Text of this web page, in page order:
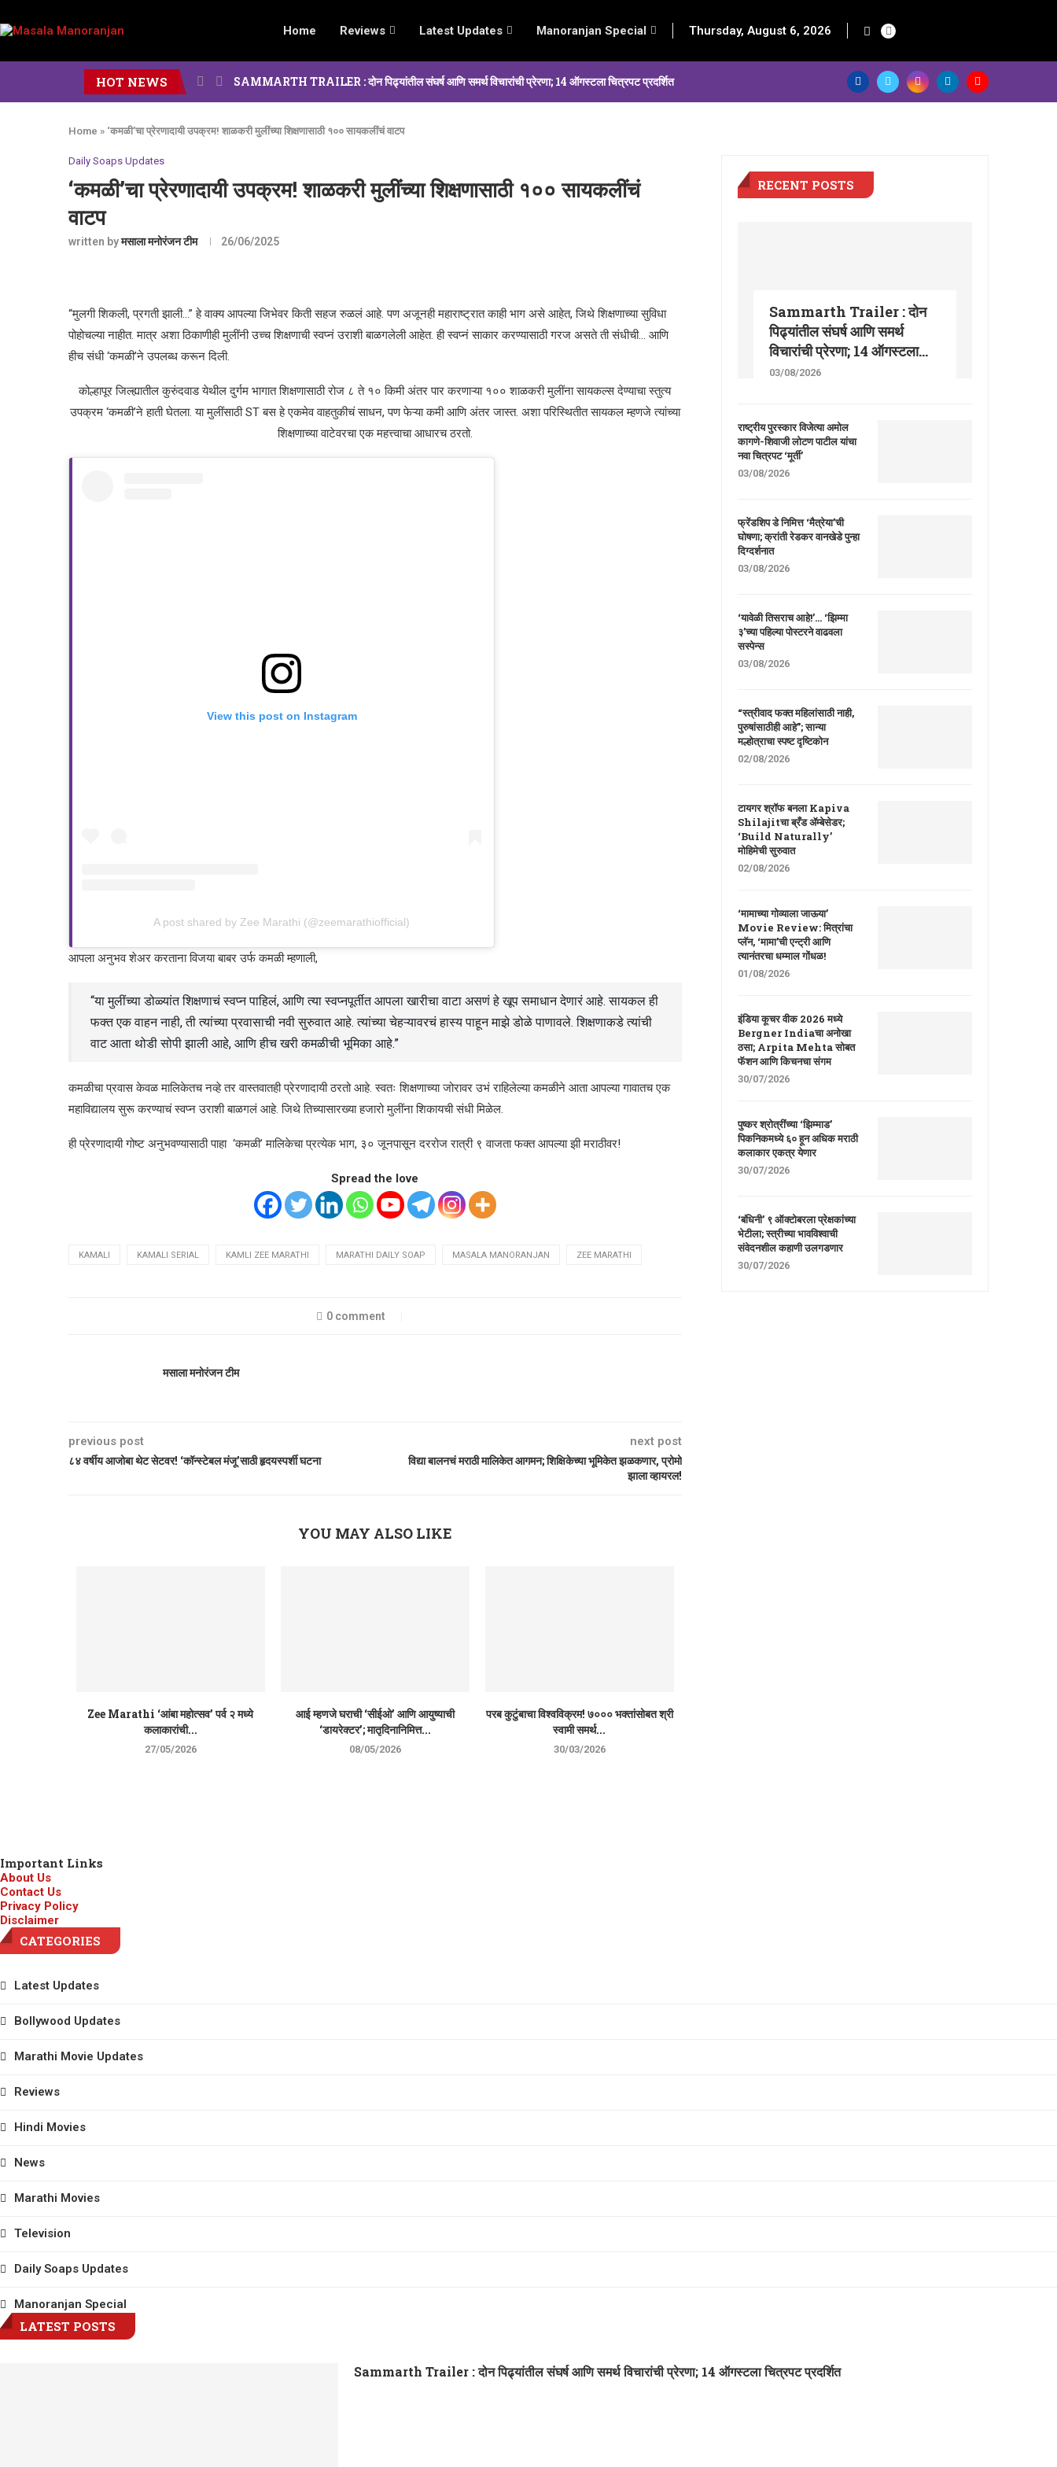
Home Reviews Latest Updates Manoranjan Special Thursday, August 6, 2026
HOT NEWS SAMMARTH TRAILER : दोन पिढ्यांतील संघर्ष आणि समर्थ विचारांची प्रेरणा; 14 ऑगस्टला चित्रपट प्रदर्शित
Home » ‘कमळी’चा प्रेरणादायी उपक्रम! शाळकरी मुलींच्या शिक्षणासाठी १०० सायकलींचं वाटप
Daily Soaps Updates
‘कमळी’चा प्रेरणादायी उपक्रम! शाळकरी मुलींच्या शिक्षणासाठी १०० सायकलींचं
वाटप
written byमसाला मनोरंजन टीम 26/06/2025
“मुलगी शिकली, प्रगती झाली…” हे वाक्य आपल्या जिभेवर किती सहज रुळलं आहे. पण अजूनही महाराष्ट्रात काही भाग असे आहेत, जिथे शिक्षणाच्या सुविधा
पोहोचल्या नाहीत. मात्र अशा ठिकाणीही मुलींनी उच्च शिक्षणाची स्वप्नं उराशी बाळगलेली आहेत. ही स्वप्नं साकार करण्यासाठी गरज असते ती संधीची… आणि
हीच संधी ‘कमळी’ने उपलब्ध करून दिली.
कोल्हापूर जिल्ह्यातील कुरुंदवाड येथील दुर्गम भागात शिक्षणासाठी रोज ८ ते १० किमी अंतर पार करणाऱ्या १०० शाळकरी मुलींना सायकल्स देण्याचा स्तुत्य
उपक्रम ‘कमळी’ने हाती घेतला. या मुलींसाठी ST बस हे एकमेव वाहतुकीचं साधन, पण फेऱ्या कमी आणि अंतर जास्त. अशा परिस्थितीत सायकल म्हणजे त्यांच्या
शिक्षणाच्या वाटेवरचा एक महत्त्वाचा आधारच ठरतो.
View this post on Instagram
A post shared by Zee Marathi (@zeemarathiofficial)
आपला अनुभव शेअर करताना विजया बाबर उर्फ कमळी म्हणाली,
“या मुलींच्या डोळ्यांत शिक्षणाचं स्वप्न पाहिलं, आणि त्या स्वप्नपूर्तीत आपला खारीचा वाटा असणं हे खूप समाधान देणारं आहे. सायकल ही
फक्त एक वाहन नाही, ती त्यांच्या प्रवासाची नवी सुरुवात आहे. त्यांच्या चेहऱ्यावरचं हास्य पाहून माझे डोळे पाणावले. शिक्षणाकडे त्यांची
वाट आता थोडी सोपी झाली आहे, आणि हीच खरी कमळीची भूमिका आहे.”
कमळीचा प्रवास केवळ मालिकेतच नव्हे तर वास्तवातही प्रेरणादायी ठरतो आहे. स्वतः शिक्षणाच्या जोरावर उभं राहिलेल्या कमळीने आता आपल्या गावातच एक
महाविद्यालय सुरू करण्याचं स्वप्न उराशी बाळगलं आहे. जिथे तिच्यासारख्या हजारो मुलींना शिकायची संधी मिळेल.
ही प्रेरणादायी गोष्ट अनुभवण्यासाठी पाहा ‘कमळी’ मालिकेचा प्रत्येक भाग, ३० जूनपासून दररोज रात्री ९ वाजता फक्त आपल्या झी मराठीवर!
Spread the love
KAMALI KAMALI SERIAL KAMLI ZEE MARATHI MARATHI DAILY SOAP MASALA MANORANJAN ZEE MARATHI
0 comment
मसाला मनोरंजन टीम
previous post
८४ वर्षीय आजोबा थेट सेटवर! ‘कॉन्स्टेबल मंजू’साठी हृदयस्पर्शी घटना
next post
विद्या बालनचं मराठी मालिकेत आगमन; शिक्षिकेच्या भूमिकेत झळकणार, प्रोमो
झाला व्हायरल!
YOU MAY ALSO LIKE
Zee Marathi ‘आंबा महोत्सव’ पर्व २ मध्ये
कलाकारांची...
27/05/2026
आई म्हणजे घराची ‘सीईओ’ आणि आयुष्याची
‘डायरेक्टर’; मातृदिनानिमित्त...
08/05/2026
परब कुटुंबाचा विश्वविक्रम! ७००० भक्तांसोबत श्री
स्वामी समर्थ...
30/03/2026
RECENT POSTS
Sammarth Trailer : दोन
पिढ्यांतील संघर्ष आणि समर्थ
विचारांची प्रेरणा; 14 ऑगस्टला...
03/08/2026
राष्ट्रीय पुरस्कार विजेत्या अमोल
कागणे-शिवाजी लोटण पाटील यांचा
नवा चित्रपट ‘मूर्ती’
03/08/2026
फ्रेंडशिप डे निमित्त ‘मैत्रेया’ची
घोषणा; क्रांती रेडकर वानखेडे पुन्हा
दिग्दर्शनात
03/08/2026
‘यावेळी तिसराच आहे!’… ‘झिम्मा
३’च्या पहिल्या पोस्टरने वाढवला
सस्पेन्स
03/08/2026
“स्त्रीवाद फक्त महिलांसाठी नाही,
पुरुषांसाठीही आहे”; सान्या
मल्होत्राचा स्पष्ट दृष्टिकोन
02/08/2026
टायगर श्रॉफ बनला Kapiva
Shilajitचा ब्रँड ॲम्बेसेडर;
‘Build Naturally’
मोहिमेची सुरुवात
02/08/2026
‘मामाच्या गोव्याला जाऊया’
Movie Review: मित्रांचा
प्लॅन, ‘मामा’ची एन्ट्री आणि
त्यानंतरचा धम्माल गोंधळ!
01/08/2026
इंडिया कूचर वीक 2026 मध्ये
Bergner Indiaचा अनोखा
ठसा; Arpita Mehta सोबत
फॅशन आणि किचनचा संगम
30/07/2026
पुष्कर श्रोत्रींच्या ‘झिम्माड’
पिकनिकमध्ये ६० हून अधिक मराठी
कलाकार एकत्र येणार
30/07/2026
‘बंधिनी’ ९ ऑक्टोबरला प्रेक्षकांच्या
भेटीला; स्त्रीच्या भावविश्वाची
संवेदनशील कहाणी उलगडणार
30/07/2026
Important Links
About Us
Contact Us
Privacy Policy
Disclaimer
CATEGORIES
Latest Updates
Bollywood Updates
Marathi Movie Updates
Reviews
Hindi Movies
News
Marathi Movies
Television
Daily Soaps Updates
Manoranjan Special
LATEST POSTS
Sammarth Trailer : दोन पिढ्यांतील संघर्ष आणि समर्थ विचारांची प्रेरणा; 14 ऑगस्टला चित्रपट प्रदर्शित